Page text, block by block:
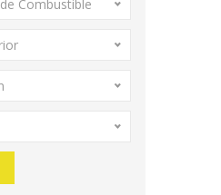
Combustible